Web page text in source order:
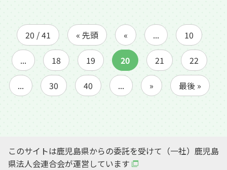
20 / 41 « 先頭 « ... 10
... 18 19 20 21 22
... 30 40 ... » 最後 »
このサイトは鹿児島県からの委託を受けて（一社）鹿児島
県法人会連合会が運営しています